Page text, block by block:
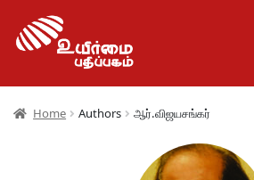
Home Authors ஆர்.விஜயசங்கர்